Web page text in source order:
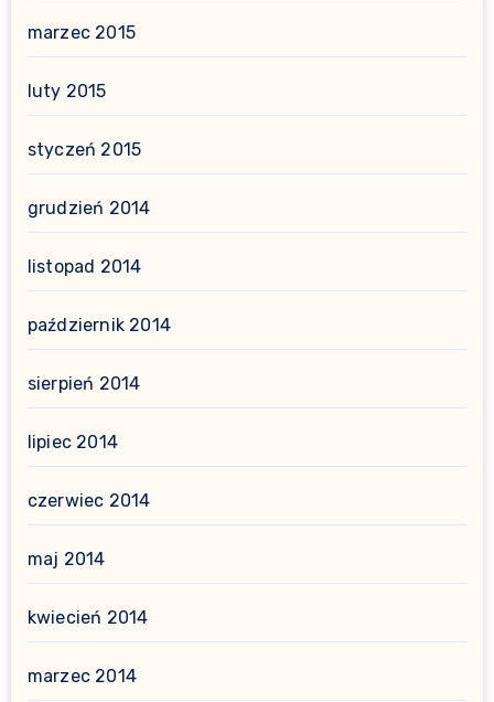
marzec 2015
luty 2015
styczeń 2015
grudzień 2014
listopad 2014
październik 2014
sierpień 2014
lipiec 2014
czerwiec 2014
maj 2014
kwiecień 2014
marzec 2014